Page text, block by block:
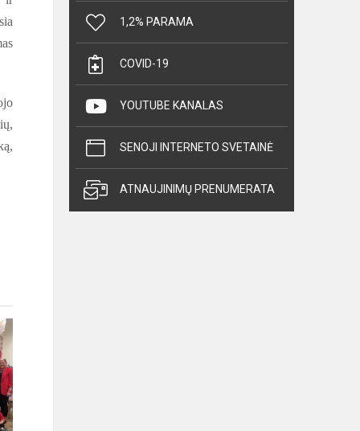
1,2% PARAMA
COVID-19
YOUTUBE KANALAS
SENOJI INTERNETO SVETAINĖ
ATNAUJINIMŲ PRENUMERATA